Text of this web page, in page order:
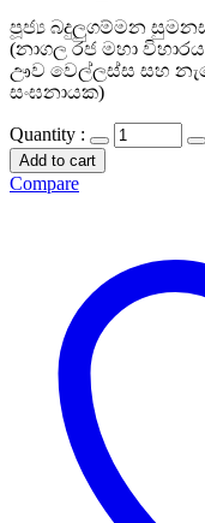
පූජ්‍ය බදුලුගම්මන
(නාගල රජ මහා
ඌව වෙල්ලස්ස සහ
සංඝනායක)
Quantity :
Add to cart
Compare